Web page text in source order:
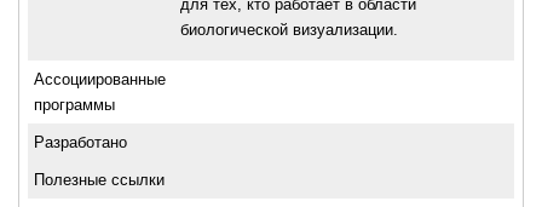
для тех, кто работает в области
биологической визуализации.
Ассоциированные
программы
Разработано
Полезные ссылки